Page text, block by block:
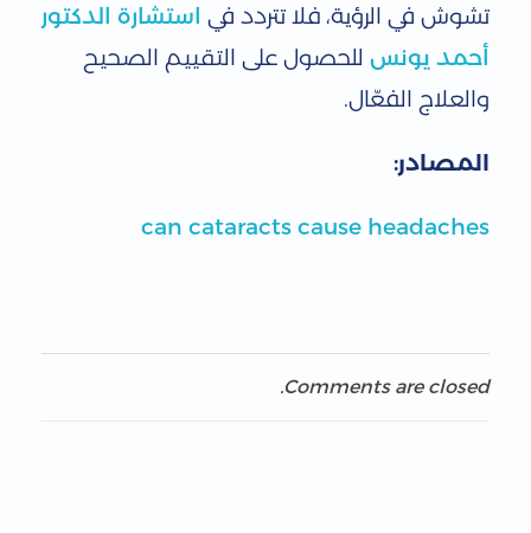
تشوش في الرؤية، فلا تتردد في استشارة الدكتور
أحمد يونس للحصول على التقييم الصحيح
والعلاج الفعّال.
المصادر:
can cataracts cause headaches
Comments are closed.